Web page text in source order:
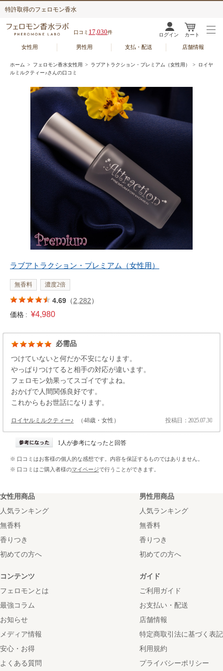
特許取得のフェロモン香水
口コミ 17,030件 ログイン カート
女性用 男性用 支払・配送 店舗情報
ホーム > フェロモン香水女性用 > ラブアトラクション・プレミアム（女性用）
> ロイヤ
ルミルクティー♪さんの口コミ
ラブアトラクション・プレミアム（女性用）
無香料 濃度2倍
4.69 （2,282）
価格 : ¥4,980
必需品
つけていないと何だか不安になります。
やっぱりつけてると相手の対応が違います。
フェロモン効果ってスゴイですよね。
おかげで人間関係良好です。
これからもお世話になります。
ロイヤルミルクティー♪ （48歳・女性） 投稿日：2025.07.30
1人が参考になったと回答
※ 口コミはお客様の個人的な感想です。内容を保証するものではありません。
※ 口コミはご購入者様のマイページで行うことができます。
女性用商品
人気ランキング
無香料
香りつき
初めての方へ
男性用商品
人気ランキング
無香料
香りつき
初めての方へ
コンテンツ
フェロモンとは
最強コラム
お知らせ
メディア情報
安心・お得
よくある質問
ガイド
ご利用ガイド
お支払い・配送
店舗情報
特定商取引法に基づく表記
利用規約
プライバシーポリシー